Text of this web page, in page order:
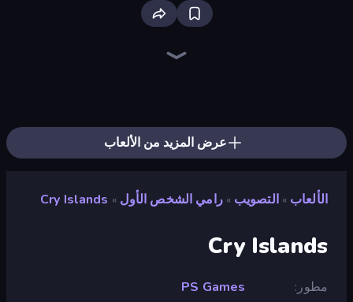
عرض المزيد من الألعاب
الألعاب » التصويب » رامي الشخص الأول »
Cry Islands
Cry Islands
مطور
PS Games